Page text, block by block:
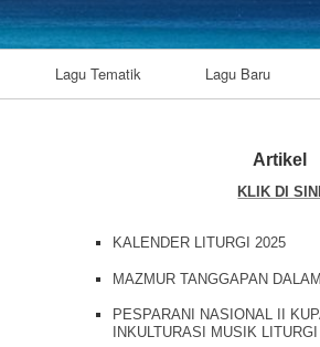
Lagu Tematik Lagu Baru
Artikel
KLIK DI SINI
KALENDER LITURGI 2025
MAZMUR TANGGAPAN
PESPARANI NASIONAL II
INKULTURASI MUSIK